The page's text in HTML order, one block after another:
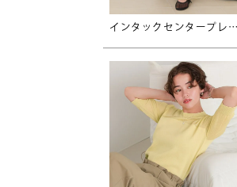
インタックセンタープレスワイドパンツ